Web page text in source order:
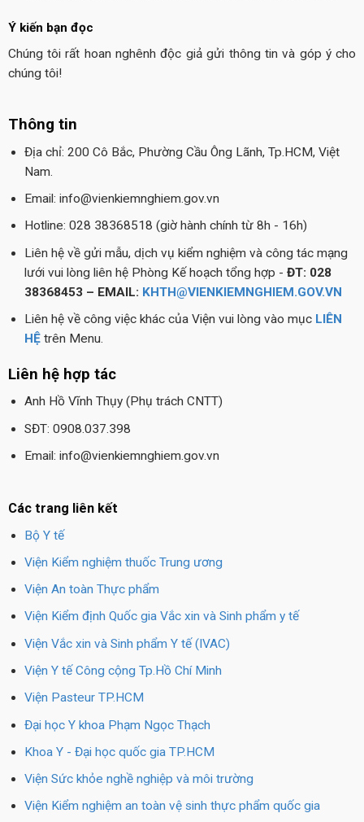
Ý kiến bạn đọc
Chúng tôi rất hoan nghênh độc giả gửi thông tin và góp ý cho
chúng tôi!
Thông tin
Địa chỉ: 200 Cô Bắc, Phường Cầu Ông Lãnh, Tp.HCM, Việt
Nam.
Email: info@vienkiemnghiem.gov.vn
Hotline: 028 38368518 (giờ hành chính từ 8h - 16h)
Liên hệ về gửi mẫu, dịch vụ kiểm nghiệm và công tác mạng
lưới vui lòng liên hệ Phòng Kế hoạch tổng hợp - ĐT: 028
38368453 – EMAIL: KHTH@VIENKIEMNGHIEM.GOV.VN
Liên hệ về công việc khác của Viện vui lòng vào mục LIÊN
HỆtrên Menu.
Liên hệ hợp tác
Anh Hồ Vĩnh Thụy (Phụ trách CNTT)
SĐT: 0908.037.398
Email: info@vienkiemnghiem.gov.vn
Các trang liên kết
Bộ Y tế
Viện Kiểm nghiệm thuốc Trung ương
Viện An toàn Thực phẩm
Viện Kiểm định Quốc gia Vắc xin và Sinh phẩm y tế
Viện Vắc xin và Sinh phẩm Y tế (IVAC)
Viện Y tế Công cộng Tp.Hồ Chí Minh
Viện Pasteur TP.HCM
Đại học Y khoa Phạm Ngọc Thạch
Khoa Y - Đại học quốc gia TP.HCM
Viện Sức khỏe nghề nghiệp và môi trường
Viện Kiểm nghiệm an toàn vệ sinh thực phẩm quốc gia